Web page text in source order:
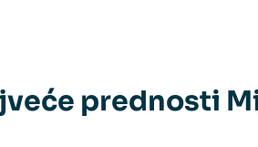
prednosti